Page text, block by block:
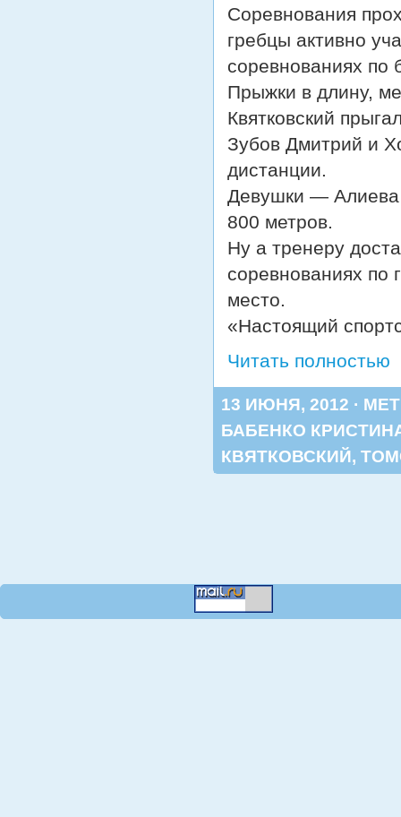
Соревнования
гребцы активно
соревнованиях по
Прыжки в длину,
Квятковский
Зубов Дмитрий и
дистанции.
Девушки — Алиева
800 метров.
Ну а тренеру
соревнованиях по
место.
«Настоящий
Читать полностью
13 ИЮНЯ, 2012 ·
БАБЕНКО
КВЯТКОВСКИЙ,